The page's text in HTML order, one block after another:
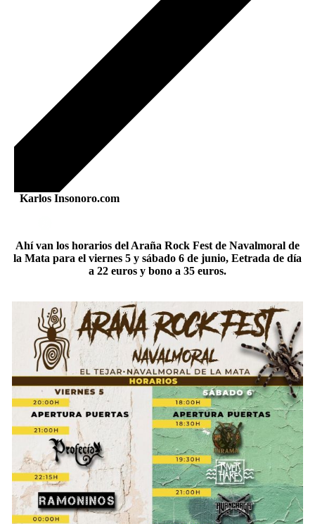
Karlos Insonoro.com
Ahí van los horarios del Araña Rock Fest de Navalmoral de
la Mata para el viernes 5 y sábado 6 de junio, Eetrada de día
a 22 euros y bono a 35 euros.